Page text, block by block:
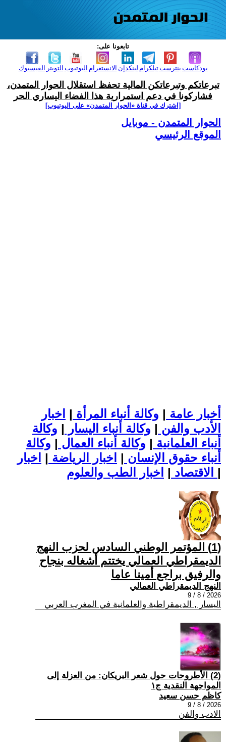
تابعونا على:
الفيسبوك التويتر اليوتيوب الانستغرام لينكدإن تيلكرامبنترست بودكاست
تبرعاتكم وتبرعاتكن المالية تحفظ استقلال الحوار المتمدن،
فشاركونا في دعم استمرارية هذا الفضاء اليساري الحر
[اشترك في قناة ‫«الحوار المتمدن» على اليوتيوب]
الحوار المتمدن - موبايل
الموقع الرئيسي
أخبار عامة | وكالة أنباء المرأة | اخبار
الأدب والفن | وكالة أنباء اليسار | وكالة
أنباء العلمانية | وكالة أنباء العمال | وكالة
أنباء حقوق الإنسان | اخبار الرياضة | اخبار
الاقتصاد | |
(1) المؤتمر الوطني السادس لحزب النهج
الديمقراطي العمالي يختتم أشغاله بنجاح
والرفيق براجع أمينا عاما
النهج الديمقراطي العمالي
2026 / 8 / 9
اليسار , الديمقراطية والعلمانية في المغرب العربي
(2) الأطروحات حول شعر البريكان: من العزلة إلى
المواجهة النقدية ج١
كاظم حسن سعيد
2026 / 8 / 9
الادب والفن